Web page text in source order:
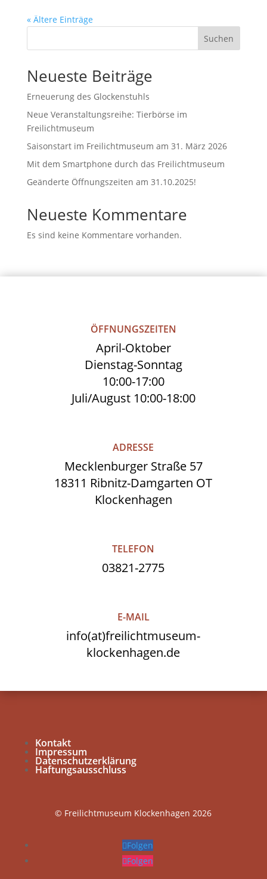
« Ältere Einträge
Suchen
Neueste Beiträge
Erneuerung des Glockenstuhls
Neue Veranstaltungsreihe: Tierbörse im
Freilichtmuseum
Saisonstart im Freilichtmuseum am 31. März 2026
Mit dem Smartphone durch das Freilichtmuseum
Geänderte Öffnungszeiten am 31.10.2025!
Neueste Kommentare
Es sind keine Kommentare vorhanden.
ÖFFNUNGSZEITEN
April-Oktober
Dienstag-Sonntag
10:00-17:00
Juli/August 10:00-18:00
ADRESSE
Mecklenburger Straße 57
18311 Ribnitz-Damgarten OT
Klockenhagen
TELEFON
03821-2775
E-MAIL
info(at)freilichtmuseum-
klockenhagen.de
Kontakt
Impressum
Datenschutzerklärung
Haftungsausschluss
© Freilichtmuseum Klockenhagen 2026
Folgen
Folgen